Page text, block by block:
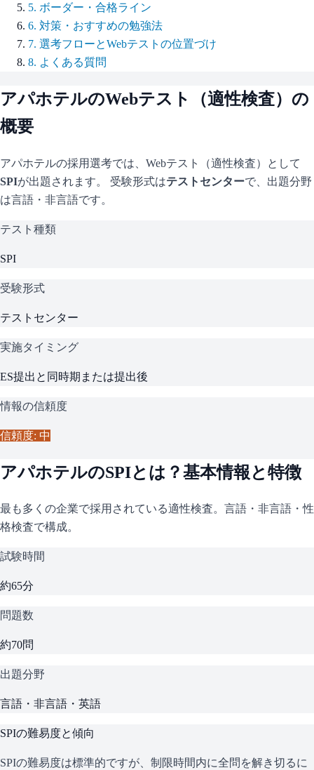
5. ボーダー・合格ライン
6. 対策・おすすめの勉強法
7. 選考フローとWebテストの位置づけ
8. よくある質問
アパホテルのWebテスト（適性検査）の
概要
アパホテルの採用選考では、Webテスト（適性検査）として
SPIが出題されます。 受験形式はテストセンターで、 出題分野
は言語・非言語です。
テスト種類
SPI
受験形式
テストセンター
実施タイミング
ES提出と同時期または提出後
情報の信頼度
信頼度: 中
アパホテルのSPIとは？基本情報と特徴
最も多くの企業で採用されている適性検査。言語・非言語・性
格検査で構成。
試験時間
約65分
問題数
約70問
出題分野
言語・非言語・英語
SPIの難易度と傾向
SPIの難易度は標準的ですが、制限時間内に全問を解き切るに